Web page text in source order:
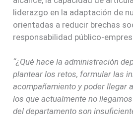
liderazgo en la adaptación de
orientadas a reducir brechas
responsabilidad público-
“¿Qué hace la administración
plantear los retos, formular las
acompañamiento y poder llegar
los que actualmente no
del departamento son